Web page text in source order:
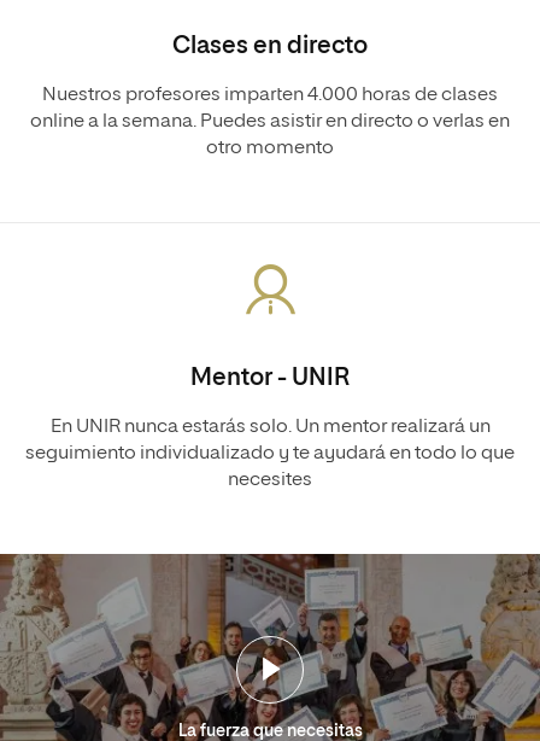
Clases en directo
Nuestros profesores imparten 4.000 horas de clases
online a la semana. Puedes asistir en directo o verlas en
otro momento
Mentor - UNIR
En UNIR nunca estarás solo. Un mentor realizará un
seguimiento individualizado y te ayudará en todo lo que
necesites
La fuerza que necesitas